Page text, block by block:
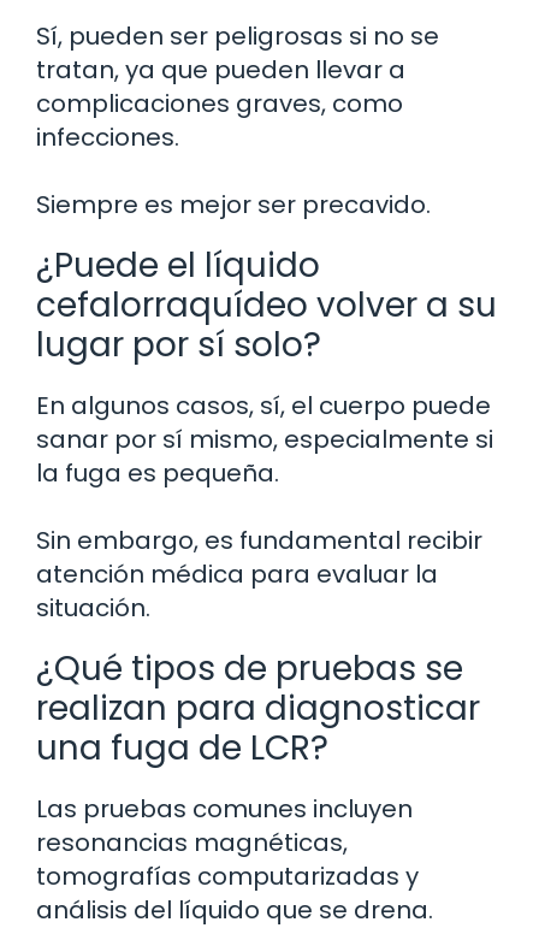
Sí, pueden ser peligrosas si no se
tratan, ya que pueden llevar a
complicaciones graves, como
infecciones.
Siempre es mejor ser precavido.
¿Puede el líquido
cefalorraquídeo volver a su
lugar por sí solo?
En algunos casos, sí, el cuerpo puede
sanar por sí mismo, especialmente si
la fuga es pequeña.
Sin embargo, es fundamental recibir
atención médica para evaluar la
situación.
¿Qué tipos de pruebas se
realizan para diagnosticar
una fuga de LCR?
Las pruebas comunes incluyen
resonancias magnéticas,
tomografías computarizadas y
análisis del líquido que se drena.